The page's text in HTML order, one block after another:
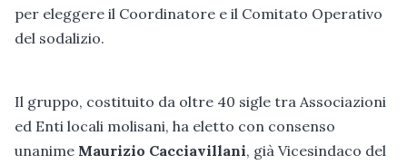
per eleggere il Coordinatore e il Comitato Operativo
del sodalizio.
Il gruppo, costituito da oltre 40 sigle tra Associazioni
ed Enti locali molisani, ha eletto con consenso
unanime Maurizio Cacciavillani, già Vicesindaco del